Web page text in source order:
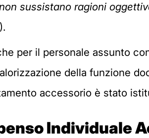
sussistano ragioni
per il personale assunto
della funzione
accessorio è stato
IndividualeA